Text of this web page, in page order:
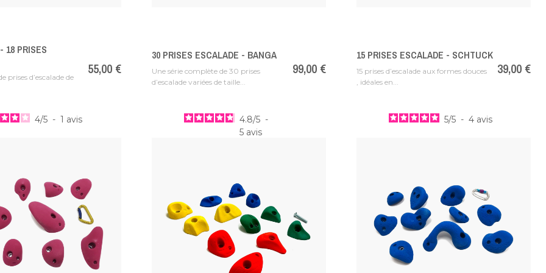
18 PRISES
prises d’escalade de
Prix
55,00 €
4/5 - 1 avis
30 PRISES ESCALADE - BANGA
Une série complète de 30 prises
d’escalade variées de taille...
Prix
99,00 €
4.8/5 -
5 avis
15 PRISES ESCALADE - SCHTUCK
15 prises d’escalade aux formes douces
, idéales en...
Prix
39,00 €
5/5 - 4 avis